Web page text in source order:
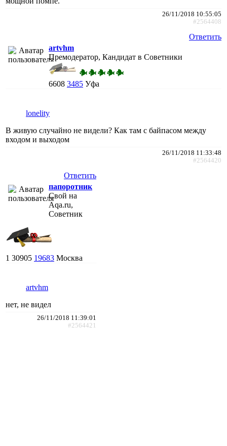
26/11/2018 10:55:05
#2564408
Ответить
artvhm
Премодератор, Кандидат в Советники
6608 3485 Уфа
lonelity
В живую случайно не видели? Как там с байпасом между
входом и выходом
26/11/2018 11:33:48
#2564420
Ответить
папоротник
Свой на
Aqa.ru,
Советник
1 30905 19683 Москва
artvhm
нет, не видел
26/11/2018 11:39:01
#2564421